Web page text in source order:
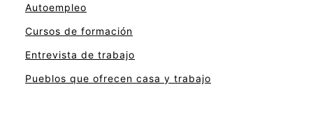
Autoempleo
Cursos de formación
Entrevista de trabajo
Pueblos que ofrecen casa y trabajo